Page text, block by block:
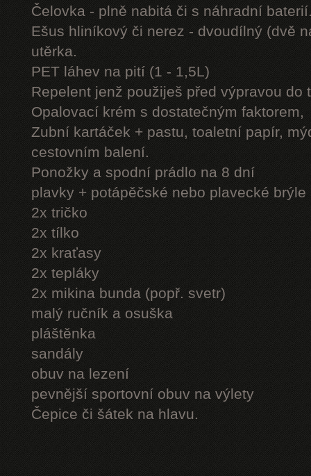
Čelovka - plně nabitá či s náhradní
Ešus hliníkový či nerez - dvoudílný (dvě
utěrka.
PET láhev na pití (1 - 1,5L)
Repelent jenž použiješ před výpravou do
Opalovací krém s dostatečným faktorem,
Zubní kartáček + pastu, toaletní papír,
cestovním balení.
Ponožky a spodní prádlo na 8 dní
plavky + potápěčské nebo plavecké brýle
2x tričko
2x tílko
2x kraťasy
2x tepláky
2x mikina bunda (popř. svetr)
malý ručník a osuška
pláštěnka
sandály
obuv na lezení
pevnější sportovní obuv na výlety
Čepice či šátek na hlavu.